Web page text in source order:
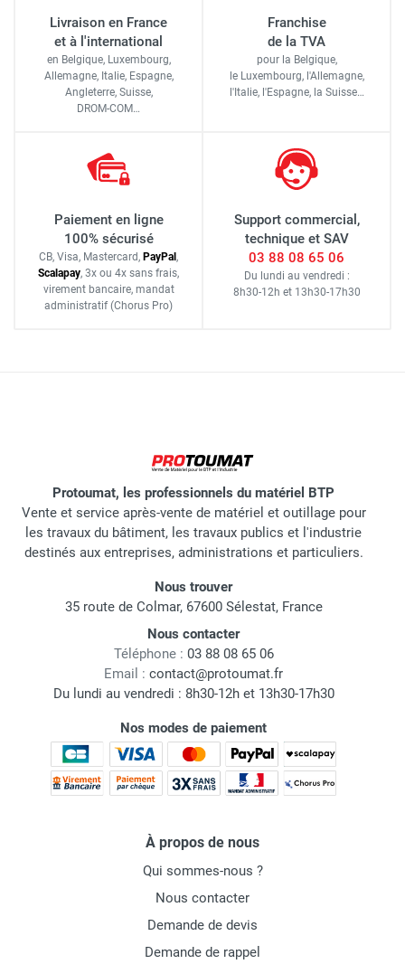
Livraison en France
et à l'international
en Belgique, Luxembourg,
Allemagne, Italie, Espagne,
Angleterre, Suisse,
DROM-COM…
Franchise
de la TVA
pour la Belgique,
le Luxembourg, l'Allemagne,
l'Italie, l'Espagne, la Suisse…
Paiement en ligne
100% sécurisé
CB, Visa, Mastercard, PayPal,
Scalapay, 3x ou 4x sans frais,
virement bancaire, mandat
administratif (Chorus Pro)
Support commercial,
technique et SAV
03 88 08 65 06
Du lundi au vendredi :
8h30-12h et 13h30-17h30
Protoumat, les professionnels du matériel BTP
Vente et service après-vente de matériel et outillage pour
les travaux du bâtiment, les travaux publics et l'industrie
destinés aux entreprises, administrations et particuliers.
Nous trouver
35 route de Colmar, 67600 Sélestat, France
Nous contacter
Téléphone : 03 88 08 65 06
Email : contact@protoumat.fr
Du lundi au vendredi : 8h30-12h et 13h30-17h30
Nos modes de paiement
À propos de nous
Qui sommes-nous ?
Nous contacter
Demande de devis
Demande de rappel